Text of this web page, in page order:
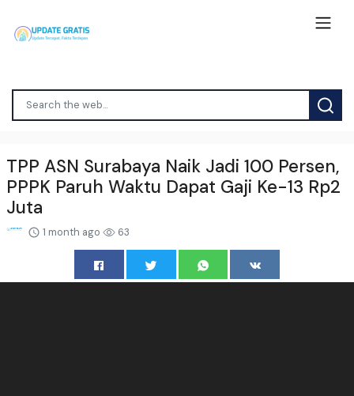
TPP ASN Surabaya Naik Jadi 100 Persen,
PPPK Paruh Waktu Dapat Gaji Ke-13 Rp2
Juta
1 month ago 63